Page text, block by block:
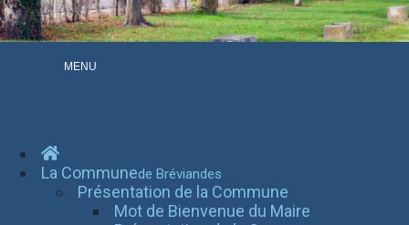
MENU
La Communede Bréviandes
Présentation de la Commune
Mot de Bienvenue du Maire